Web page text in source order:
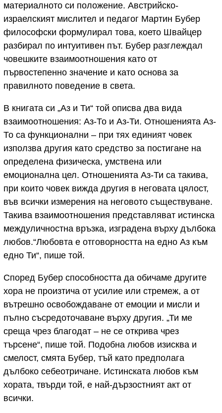
материалното си положение. Австрийско-
израелският мислител и педагог Мартин Бубер
философски формулирал това, което Швайцер
разбирал по интуитивен път. Бубер разглеждал
човешките взаимоотношения като от
първостепенно значение и като основа за
правилното поведение в света.
В книгата си „Аз и Ти“ той описва два вида
взаимоотношения: Аз-То и Аз-Ти. Отношенията Аз-
То са функционални – при тях единият човек
използва другия като средство за постигане на
определена физическа, умствена или
емоционална цел. Отношенията Аз-Ти са такива,
при които човек вижда другия в неговата цялост,
във всички измерения на неговото съществуване.
Такива взаимоотношения представляват истинска
междуличностна връзка, изградена върху дълбока
любов.“Любовта е отговорността на едно Аз към
едно Ти“, пише той.
Според Бубер способността да обичаме другите
хора не произтича от усилие или стремеж, а от
вътрешно освобождаване от емоции и мисли и
пълно съсредоточаване върху другия. „Ти ме
среща чрез благодат – не се открива чрез
търсене“, пише той. Подобна любов изисква и
смелост, смята Бубер, тъй като предполага
дълбоко себеотричане. Истинската любов към
хората, твърди той, е най-дързостният акт от
всички.